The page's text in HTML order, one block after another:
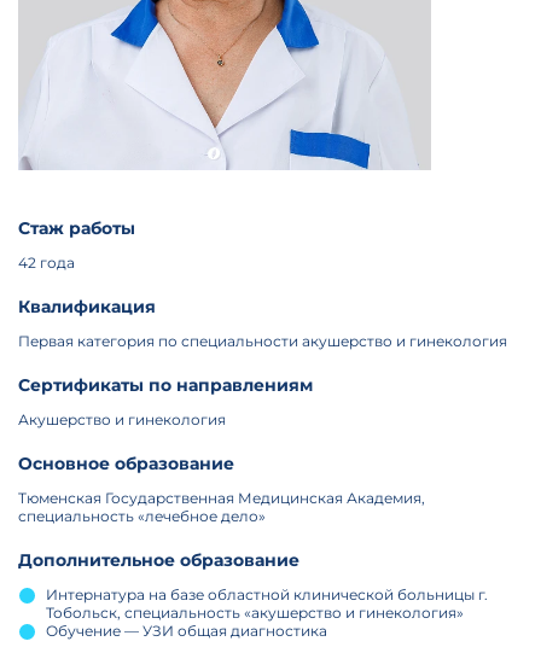
Стаж работы
42 года
Квалификация
Первая категория по специальности акушерство и гинекология
Сертификаты по направлениям
Акушерство и гинекология
Основное образование
Тюменская Государственная Медицинская Академия,
специальность «лечебное дело»
Дополнительное образование
Интернатура на базе областной клинической больницы г.
Тобольск, специальность «акушерство и гинекология»
Обучение — УЗИ общая диагностика